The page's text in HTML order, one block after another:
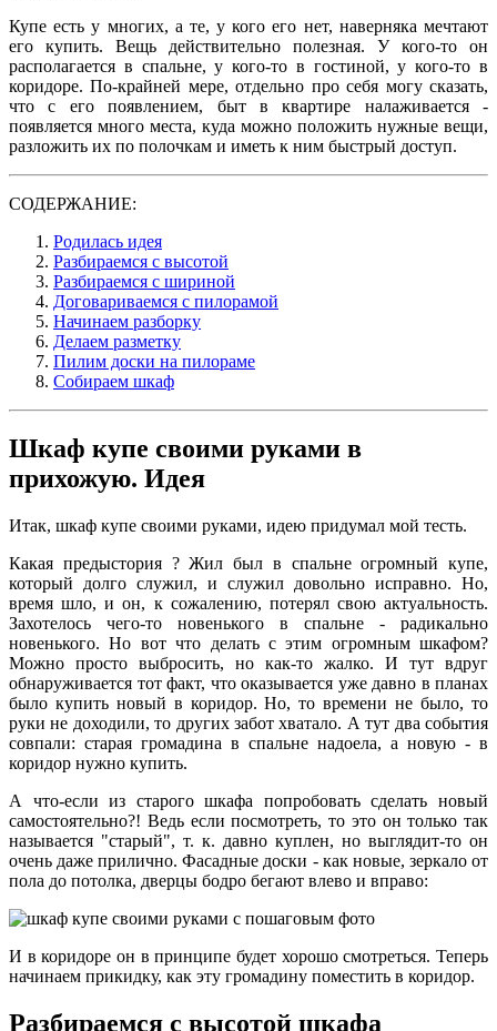
Купе есть у многих, а те, у кого его нет, наверняка мечтают
его купить. Вещь действительно полезная. У кого-то он
располагается в спальне, у кого-то в гостиной, у кого-то в
коридоре. По-крайней мере, отдельно про себя могу сказать,
что с его появлением, быт в квартире налаживается -
появляется много места, куда можно положить нужные вещи,
разложить их по полочкам и иметь к ним быстрый доступ.
СОДЕРЖАНИЕ:
Родилась идея
Разбираемся с высотой
Разбираемся с шириной
Договариваемся с пилорамой
Начинаем разборку
Делаем разметку
Пилим доски на пилораме
Собираем шкаф
Шкаф купе своими руками в
прихожую. Идея
Итак, шкаф купе своими руками, идею придумал мой тесть.
Какая предыстория ? Жил был в спальне огромный купе,
который долго служил, и служил довольно исправно. Но,
время шло, и он, к сожалению, потерял свою актуальность.
Захотелось чего-то новенького в спальне - радикально
новенького. Но вот что делать с этим огромным шкафом?
Можно просто выбросить, но как-то жалко. И тут вдруг
обнаруживается тот факт, что оказывается уже давно в планах
было купить новый в коридор. Но, то времени не было, то
руки не доходили, то других забот хватало. А тут два события
совпали: старая громадина в спальне надоела, а новую - в
коридор нужно купить.
А что-если из старого шкафа попробовать сделать новый
самостоятельно?! Ведь если посмотреть, то это он только так
называется "старый", т. к. давно куплен, но выглядит-то он
очень даже прилично. Фасадные доски - как новые, зеркало от
пола до потолка, дверцы бодро бегают влево и вправо:
И в коридоре он в принципе будет хорошо смотреться. Теперь
начинаем прикидку, как эту громадину поместить в коридор.
Разбираемся с высотой шкафа